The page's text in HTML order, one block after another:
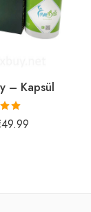
– Kapsül
49.99